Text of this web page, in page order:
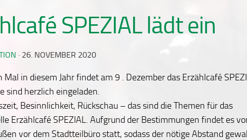
SPEZIAL lädt ein
· 26. NOVEMBER 2020
Mal in diesem Jahr findet am 9 . Dezember das Erzählcafé
sind herzlich eingeladen.
Besinnlichkeit, Rückschau – das sind die Themen für das
Erzählcafé SPEZIAL. Aufgrund der Bestimmungen findet es
vor dem Stadtteilbüro statt, sodass der nötige Abstand